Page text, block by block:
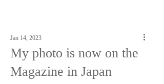
My photo is now on the
Magazine in Japan
Jan 14, 2023